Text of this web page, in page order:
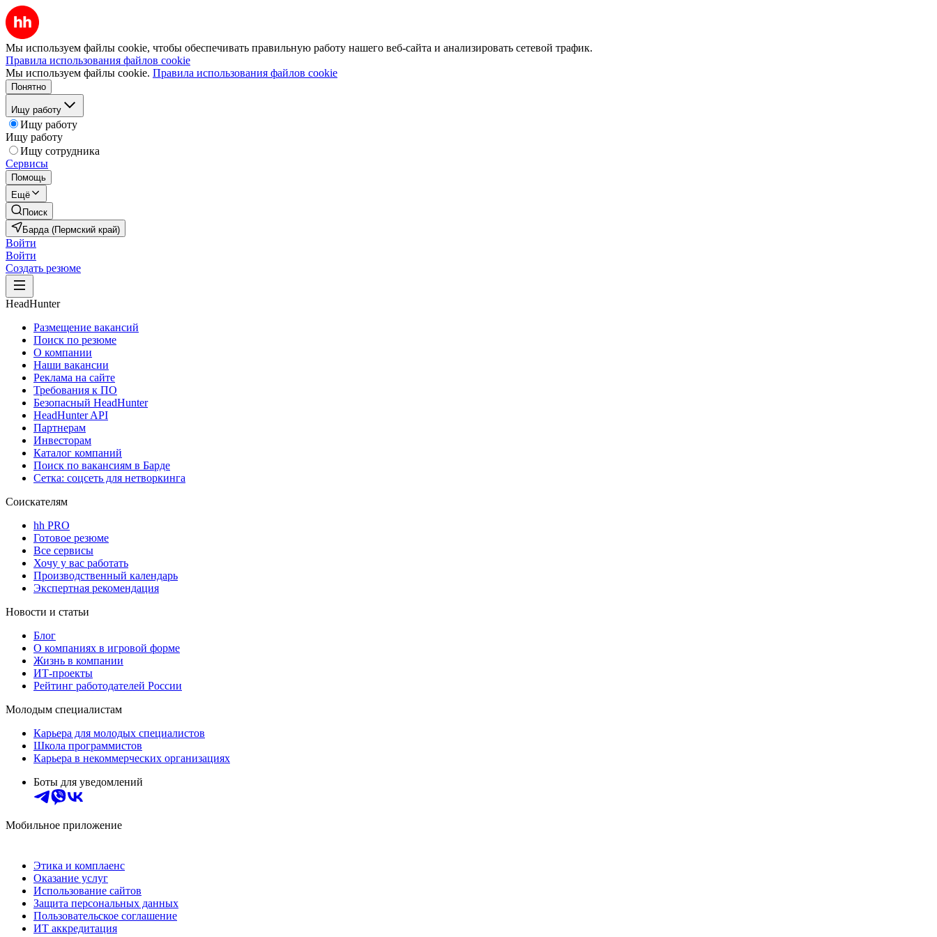
Мы используем файлы cookie, чтобы обеспечивать правильную работу нашего веб-сайта и анализировать сетевой трафик.
Правила использования файлов cookie
Мы используем файлы cookie. Правила использования файлов cookie
Понятно
Ищу работу
Ищу работу
Ищу работу
Ищу сотрудника
Сервисы
Помощь
Ещё
Поиск
Барда (Пермский край)
Войти
Войти
Создать резюме
HeadHunter
Размещение вакансий
Поиск по резюме
О компании
Наши вакансии
Реклама на сайте
Требования к ПО
Безопасный HeadHunter
HeadHunter API
Партнерам
Инвесторам
Каталог компаний
Поиск по вакансиям в Барде
Сетка: соцсеть для нетворкинга
Соискателям
hh PRO
Готовое резюме
Все сервисы
Хочу у вас работать
Производственный календарь
Экспертная рекомендация
Новости и статьи
Блог
О компаниях в игровой форме
Жизнь в компании
ИТ-проекты
Рейтинг работодателей России
Молодым специалистам
Карьера для молодых специалистов
Школа программистов
Карьера в некоммерческих организациях
Боты для уведомлений
Мобильное приложение
Этика и комплаенс
Оказание услуг
Использование сайтов
Защита персональных данных
Пользовательское соглашение
ИТ аккредитация